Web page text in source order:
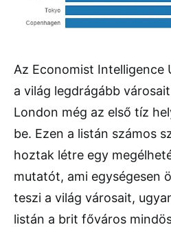
Az Economist Intelligence
a világ legdrágább
London még az első tíz
be. Ezen a listán számos
hoztak létre egy
mutatót, ami egységesen
teszi a világ városait,
listán a brit főváros